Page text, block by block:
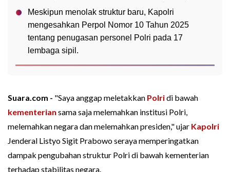
Meskipun menolak struktur baru, Kapolri
mengesahkan Perpol Nomor 10 Tahun 2025
tentang penugasan personel Polri pada 17
lembaga sipil.
Suara.com - "Saya anggap meletakkan Polridi bawah
kementerian sama saja melemahkan institusi Polri,
melemahkan negara dan melemahkan presiden," ujar Kapolri
Jenderal Listyo Sigit Prabowo seraya memperingatkan
dampak pengubahan struktur Polri di bawah kementerian
terhadap stabilitas negara.